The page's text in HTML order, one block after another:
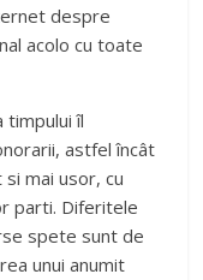
despre
acolo cu toate
timpului îl
astfel încât
mai usor, cu
parti. Diferitele
spete sunt de
unui anumit